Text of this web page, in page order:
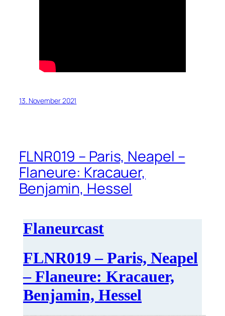
13. November 2021
FLNR019 – Paris, Neapel –
Flaneure: Kracauer,
Benjamin, Hessel